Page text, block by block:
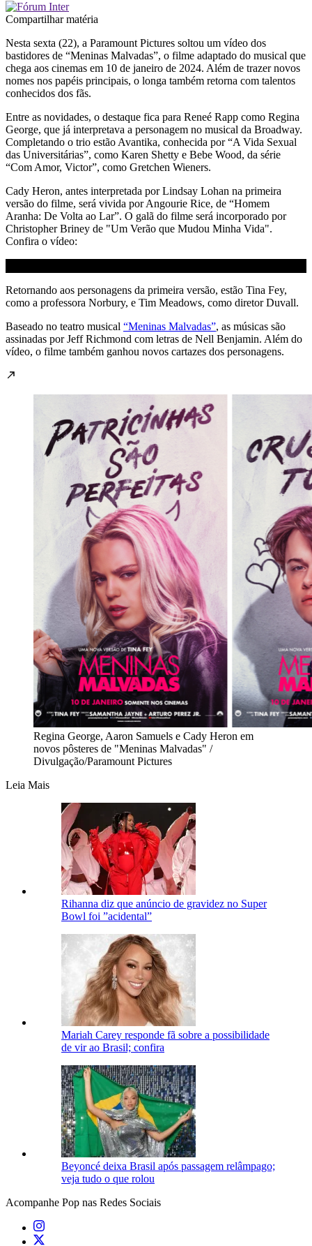
Compartilhar matéria
Nesta sexta (22), a Paramount Pictures soltou um vídeo dos
bastidores de “Meninas Malvadas”, o filme adaptado do musical que
chega aos cinemas em 10 de janeiro de 2024. Além de trazer novos
nomes nos papéis principais, o longa também retorna com talentos
conhecidos dos fãs.
Entre as novidades, o destaque fica para Reneé Rapp como Regina
George, que já interpretava a personagem no musical da Broadway.
Completando o trio estão Avantika, conhecida por “A Vida Sexual
das Universitárias”, como Karen Shetty e Bebe Wood, da série
“Com Amor, Victor”, como Gretchen Wieners.
Cady Heron, antes interpretada por Lindsay Lohan na primeira
versão do filme, será vivida por Angourie Rice, de “Homem
Aranha: De Volta ao Lar”. O galã do filme será incorporado por
Christopher Briney de "Um Verão que Mudou Minha Vida".
Confira o vídeo:
Retornando aos personagens da primeira versão, estão Tina Fey,
como a professora Norbury, e Tim Meadows, como diretor Duvall.
Baseado no teatro musical “Meninas Malvadas”, as músicas são
assinadas por Jeff Richmond com letras de Nell Benjamin. Além do
vídeo, o filme também ganhou novos cartazes dos personagens.
Regina George, Aaron Samuels e Cady Heron em
novos pôsteres de "Meninas Malvadas" /
Divulgação/Paramount Pictures
Leia Mais
Rihanna diz que anúncio de gravidez no Super
Bowl foi ”acidental”
Mariah Carey responde fã sobre a possibilidade
de vir ao Brasil; confira
Beyoncé deixa Brasil após passagem relâmpago;
veja tudo o que rolou
Acompanhe Pop nas Redes Sociais